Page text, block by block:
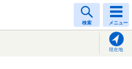
検索 メニュー
現在地